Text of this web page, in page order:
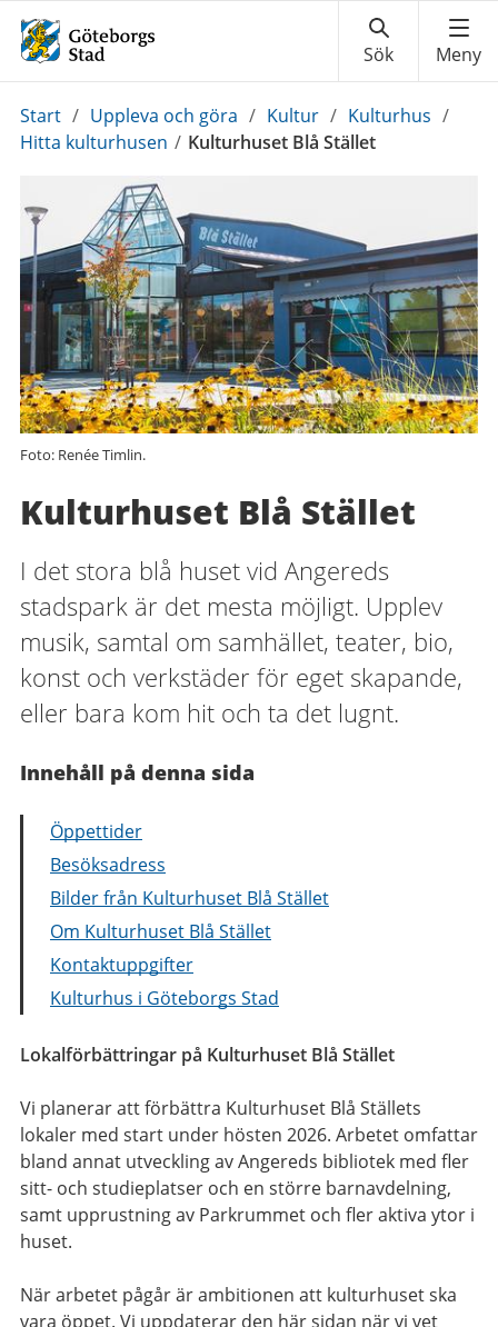
Du
är
Start / Uppleva och göra / Kultur / Kulturhus /
Hitta kulturhusen / Kulturhuset Blå Stället
Foto: Renée Timlin.
Kulturhuset Blå Stället
I det stora blå huset vid Angereds
stadspark är det mesta möjligt. Upplev
musik, samtal om samhället, teater, bio,
konst och verkstäder för eget skapande,
eller bara kom hit och ta det lugnt.
Innehåll på denna sida
Öppettider
Besöksadress
Bilder från Kulturhuset Blå Stället
Om Kulturhuset Blå Stället
Kontaktuppgifter
Kulturhus i Göteborgs Stad
Lokalförbättringar på Kulturhuset Blå Stället
Vi planerar att förbättra Kulturhuset Blå Ställets
lokaler med start under hösten 2026. Arbetet omfattar
bland annat utveckling av Angereds bibliotek med fler
sitt- och studieplatser och en större barnavdelning,
samt upprustning av Parkrummet och fler aktiva ytor i
huset.
När arbetet pågår är ambitionen att kulturhuset ska
vara öppet. Vi uppdaterar den här sidan när vi vet